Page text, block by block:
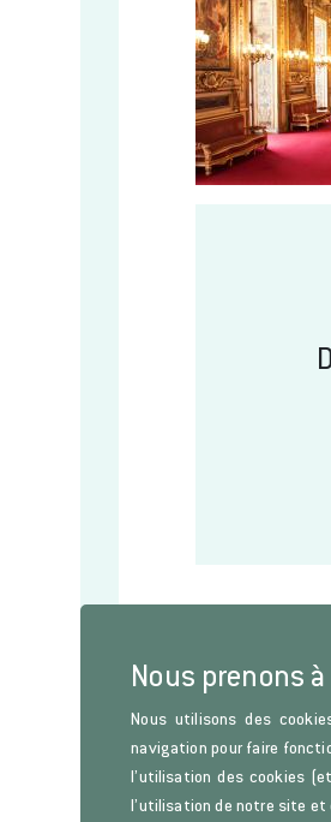
Lettre
Nous prenons
Nous utilisons des
navigation pour faire
l’utilisation des cookies
l’utilisation de notre site et